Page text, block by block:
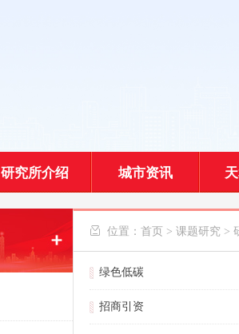
研究所介绍 城市资讯
 位置： 首页 > 课题研究 >
绿色低碳
招商引资